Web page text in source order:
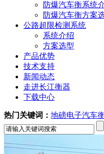
防爆汽车衡系统
防爆汽车衡方案
公路超限检测系统
系统介绍
方案选型
产品优势
技术支持
新闻动态
走进长江衡器
下载中心
热门关键词： 地磅电子汽车